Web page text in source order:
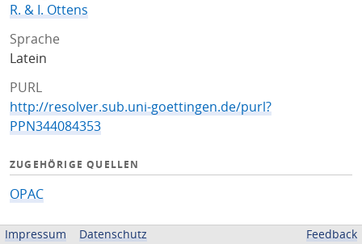
R. & I. Ottens
Sprache
Latein
PURL
http://resolver.sub.uni-goettingen.de/purl?
PPN344084353
ZUGEHÖRIGE QUELLEN
OPAC
BEREITGESTELLT VON
Impressum Datenschutz Feedback